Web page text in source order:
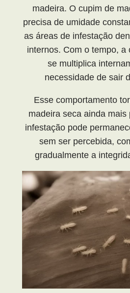
madeira. O cupim de
precisa de umidade
as áreas de infestação
internos. Com o tempo, a
se multiplica
necessidade de sair
Esse comportamento
madeira seca ainda mais
infestação pode
sem ser percebida,
gradualmente a